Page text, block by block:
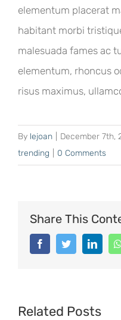
elementum placerat
habitant morbi
malesuada fames ac
elementum, rhoncus
risus maximus,
By lejoan December 7th,
trending
0 Comments
Share This
FacebookTwitter
Related Posts